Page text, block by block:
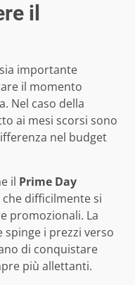
il
importante
il momento
Nel caso della
ai mesi scorsi sono
nel budget
il Prime Day
difficilmente si
promozionali. La
i prezzi verso
di conquistare
più allettanti.